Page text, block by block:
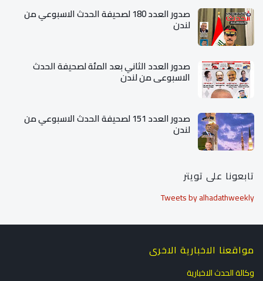
صدور العدد 180 لصحيفة الحدث الاسبوعي من
لندن
صدور العدد الثاني بعد المئة لصحيفة الحدث
الاسبوعي من لندن
صدور العدد 151 لصحيفة الحدث الاسبوعي من
لندن
تابعونا على تويتر
Tweets by alhadathweekly
مواقعنا الاخبارية الاخرى
وكالة الحدث الاخبارية